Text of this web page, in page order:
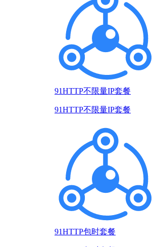
91HTTP不限量IP套餐
91HTTP不限量IP套餐
91HTTP包时套餐